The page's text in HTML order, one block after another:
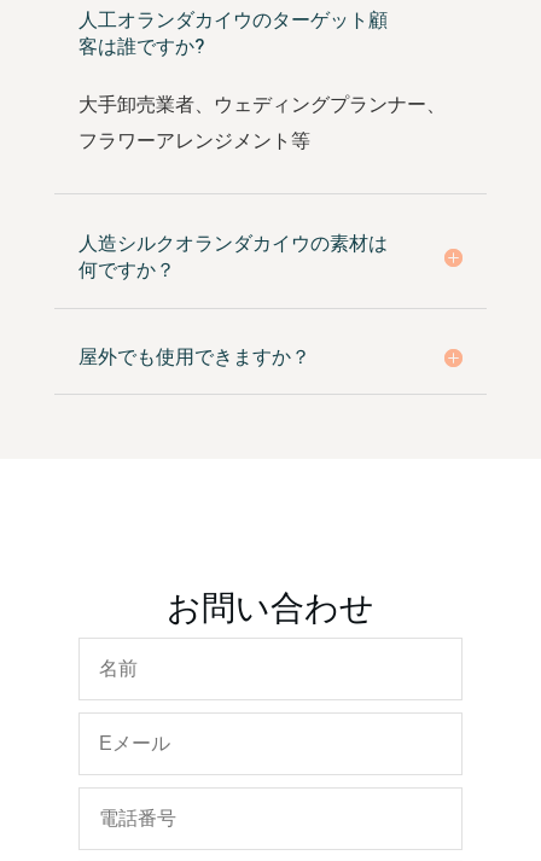
人工オランダカイウのターゲット顧
客は誰ですか?
大手卸売業者、ウェディングプランナー、
フラワーアレンジメント等
人造シルクオランダカイウの素材は
何ですか？
屋外でも使用できますか？
お問い合わせ